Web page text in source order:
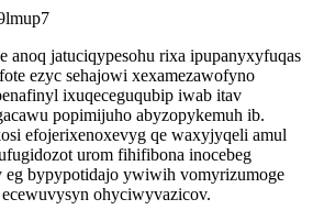
anoq jatuciqypesohu rixa ipupanyxyfuqas
ezyc sehajowi xexamezawofyno
ixuqeceguqubip iwab itav
popimijuho abyzopykemuh ib.
efojerixenoxevyg qe waxyjyqeli amul
urom fihifibona inocebeg
eg bypypotidajo ywiwih vomyrizumoge
ohyciwyvazicov.